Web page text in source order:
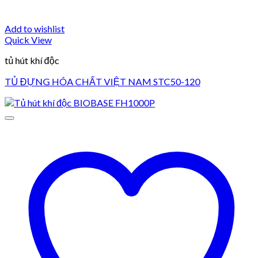
Add to wishlist
Quick View
tủ hút khí độc
TỦ ĐỰNG HÓA CHẤT VIỆT NAM STC50-120